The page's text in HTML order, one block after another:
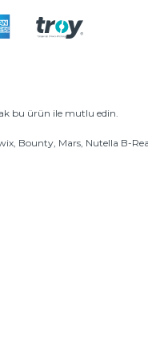
bu ürün ile mutlu edin.
Bounty, Mars, Nutella B-